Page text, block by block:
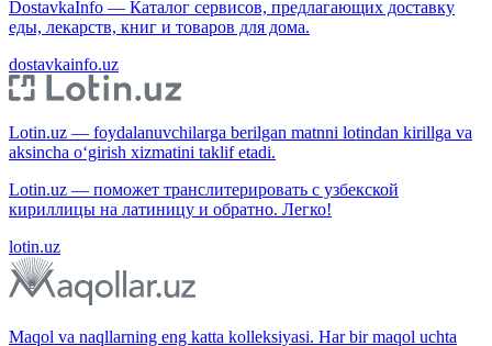
DostavkaInfo — Каталог сервисов, предлагающих доставку
еды, лекарств, книг и товаров для дома.
dostavkainfo.uz
Lotin.uz — foydalanuvchilarga berilgan matnni lotindan kirillga va
aksincha o‘girish xizmatini taklif etadi.
Lotin.uz — поможет транслитерировать с узбекской
кириллицы на латиницу и обратно. Легко!
lotin.uz
Maqol va naqllarning eng katta kolleksiyasi. Har bir maqol uchta